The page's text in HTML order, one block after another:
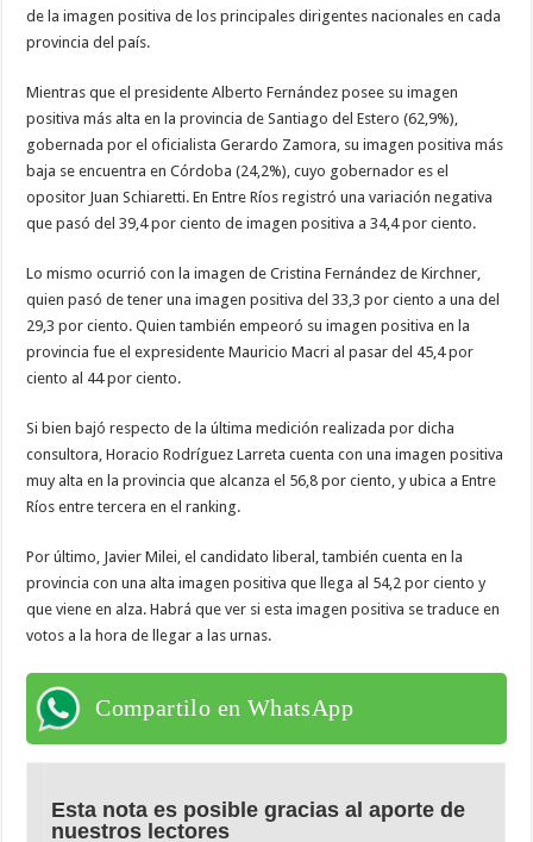
de la imagen positiva de los principales dirigentes nacionales en cada
provincia del país.
Mientras que el presidente Alberto Fernández posee su imagen
positiva más alta en la provincia de Santiago del Estero (62,9%),
gobernada por el oficialista Gerardo Zamora, su imagen positiva más
baja se encuentra en Córdoba (24,2%), cuyo gobernador es el
opositor Juan Schiaretti. En Entre Ríos registró una variación negativa
que pasó del 39,4 por ciento de imagen positiva a 34,4 por ciento.
Lo mismo ocurrió con la imagen de Cristina Fernández de Kirchner,
quien pasó de tener una imagen positiva del 33,3 por ciento a una del
29,3 por ciento. Quien también empeoró su imagen positiva en la
provincia fue el expresidente Mauricio Macri al pasar del 45,4 por
ciento al 44 por ciento.
Si bien bajó respecto de la última medición realizada por dicha
consultora, Horacio Rodríguez Larreta cuenta con una imagen positiva
muy alta en la provincia que alcanza el 56,8 por ciento, y ubica a Entre
Ríos entre tercera en el ranking.
Por último, Javier Milei, el candidato liberal, también cuenta en la
provincia con una alta imagen positiva que llega al 54,2 por ciento y
que viene en alza. Habrá que ver si esta imagen positiva se traduce en
votos a la hora de llegar a las urnas.
Compartilo en WhatsApp
Esta nota es posible gracias al aporte de
nuestros lectores